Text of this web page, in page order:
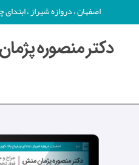
اصفهان ، دروازه شیراز ، ابتدای